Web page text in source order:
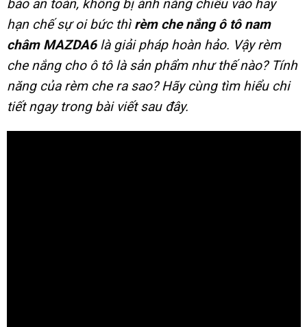
bảo an toàn, không bị ánh nắng chiếu vào hay
hạn chế sự oi bức thì rèm che nắng ô tô nam
châm MAZDA6là giải pháp hoàn hảo. Vậy rèm
che nắng cho ô tô là sản phẩm như thế nào? Tính
năng của rèm che ra sao? Hãy cùng tìm hiểu chi
tiết ngay trong bài viết sau đây.